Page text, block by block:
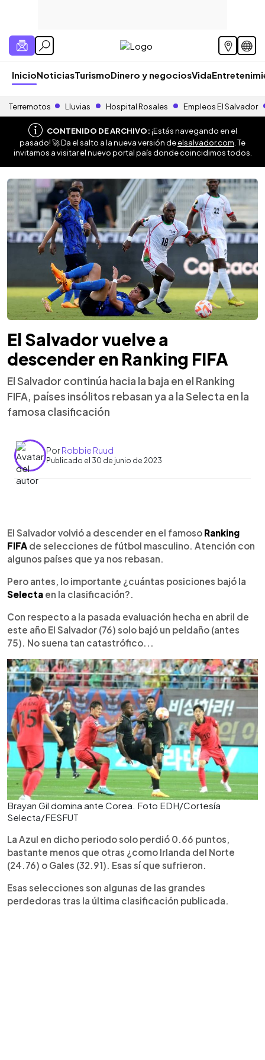
InicioNoticiasTurismoDinero y negociosVida
Terremotos Lluvias Hospital Rosales Empleos El Salvador
CONTENIDO DE ARCHIVO:¡Estás navegando en el
pasado! 🚀 Da el salto a la nueva versión deelsalvador.com . Te
invitamos a visitar el nuevo portal país donde coincidimos todos.
El Salvador vuelve a
descender en Ranking FIFA
El Salvador continúa hacia la baja en el Ranking
FIFA, países insólitos rebasan ya a la Selecta en la
famosa clasificación
PorRobbie Ruud
Publicado el 30 de junio de 2023
Escuchar artículo
El Salvador volvió a descender en el famoso Ranking
FIFA de selecciones de fútbol masculino. Atención con
algunos países que ya nos rebasan.
Pero antes, lo importante ¿cuántas posiciones bajó la
Selecta en la clasificación?.
Con respecto a la pasada evaluación hecha en abril de
este año El Salvador (76) solo bajó un peldaño (antes
75). No suena tan catastrófico...
Brayan Gil domina ante Corea. Foto EDH/Cortesía
Selecta/FESFUT
La Azul en dicho periodo solo perdió 0.66 puntos,
bastante menos que otras ¿como Irlanda del Norte
(24.76) o Gales (32.91). Esas sí que sufrieron.
Esas selecciones son algunas de las grandes
perdedoras tras la última clasificación publicada.